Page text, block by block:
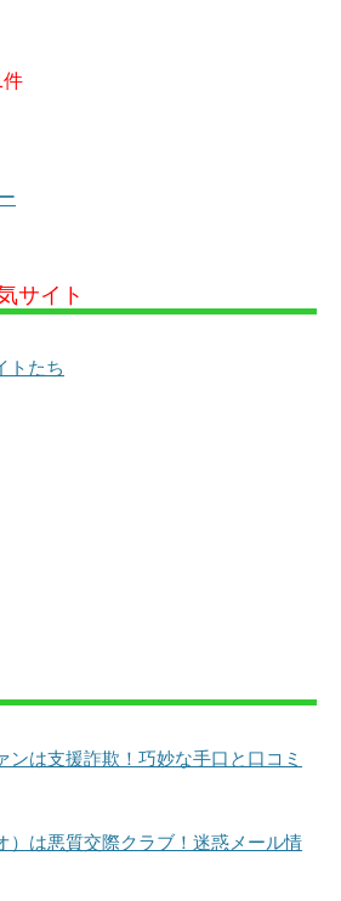
サイト
トたち
ンは支援詐欺！巧妙な手口と口コミ
）は悪質交際クラブ！迷惑メール情